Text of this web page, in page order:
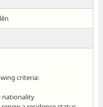
criteria:
nationality